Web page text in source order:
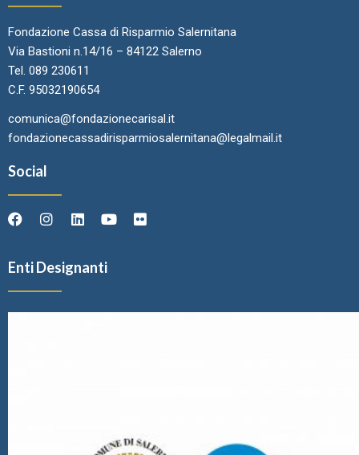
Fondazione Cassa di Risparmio Salernitana
Via Bastioni n.14/16 – 84122 Salerno
Tel. 089 230611
C.F. 95032190654
comunica@fondazionecarisal.it
fondazionecassadirisparmiosalernitana@legalmail.it
Social
Enti Designanti